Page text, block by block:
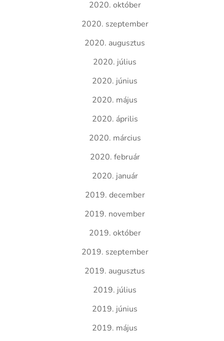
2020. október
2020. szeptember
2020. augusztus
2020. július
2020. június
2020. május
2020. április
2020. március
2020. február
2020. január
2019. december
2019. november
2019. október
2019. szeptember
2019. augusztus
2019. július
2019. június
2019. május